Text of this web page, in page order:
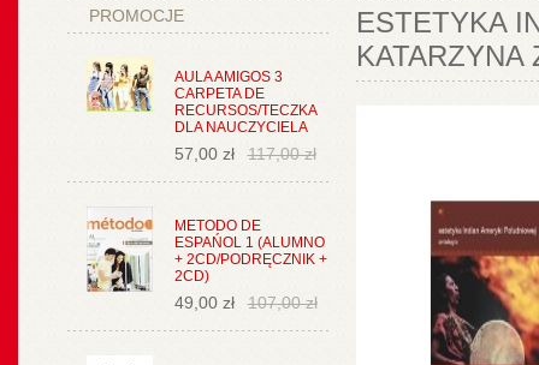
PROMOCJE
AULA AMIGOS 3
CARPETA DE
RECURSOS/TECZKA
DLA NAUCZYCIELA
57,00 zł 117,00 zł
METODO DE
ESPAŃOL 1 (ALUMNO
+ 2CD/PODRĘCZNIK +
2CD)
49,00 zł 107,00 zł
ESTETYKA
KATARZYNA